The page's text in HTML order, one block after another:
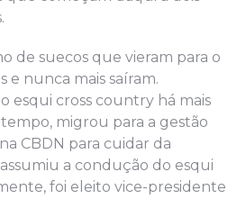
de suecos que vieram para o
e nunca mais saíram.
esqui cross country há mais
migrou para a gestão
CBDN para cuidar da
a condução do esqui
foi eleito vice-presidente